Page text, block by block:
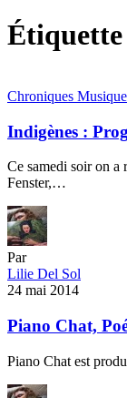
Étiquette
Chroniques Musique
Indigènes :
Ce samedi soir on a
Fenster,…
Par
Lilie Del Sol
24 mai 2014
Piano Chat,
Piano Chat est